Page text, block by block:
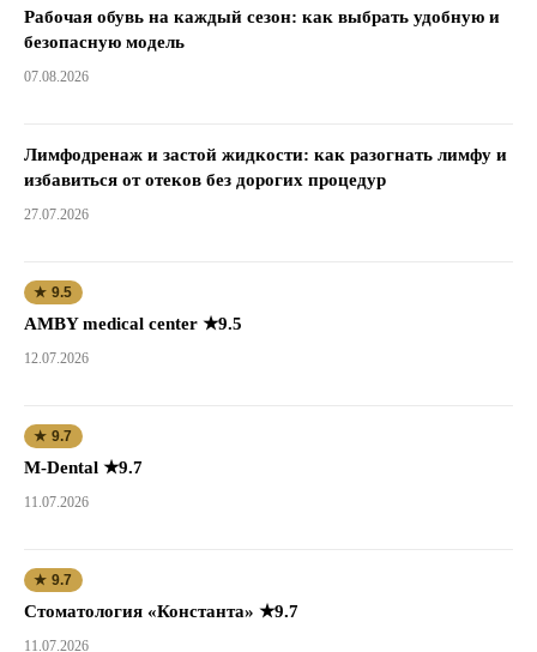
Рабочая обувь на каждый сезон: как выбрать удобную и
безопасную модель
07.08.2026
Лимфодренаж и застой жидкости: как разогнать лимфу и
избавиться от отеков без дорогих процедур
27.07.2026
★ 9.5
AMBY medical center ★9.5
12.07.2026
★ 9.7
M-Dental ★9.7
11.07.2026
★ 9.7
Стоматология «Константа» ★9.7
11.07.2026